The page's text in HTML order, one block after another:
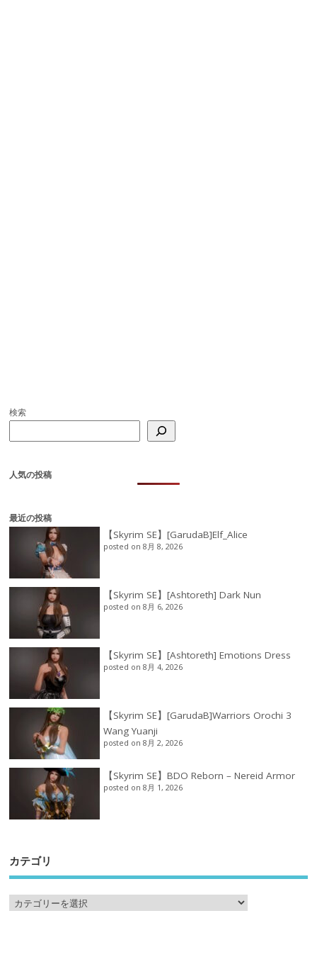
検索
人気の投稿
最近の投稿
【Skyrim SE】[GarudaB]Elf_Alice
posted on 8月 8, 2026
【Skyrim SE】[Ashtoreth] Dark Nun
posted on 8月 6, 2026
【Skyrim SE】[Ashtoreth] Emotions Dress
posted on 8月 4, 2026
【Skyrim SE】[GarudaB]Warriors Orochi 3
Wang Yuanji
posted on 8月 2, 2026
【Skyrim SE】BDO Reborn – Nereid Armor
posted on 8月 1, 2026
カテゴリ